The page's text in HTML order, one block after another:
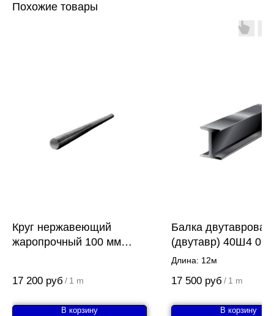
Похожие товары
Круг нержавеющий
жаропрочный 100 мм
17 200 руб / 1 m
В корзину
Балка двутавровая
(двутавр) 40Ш4
Длина: 12м
17 500 руб / 1 m
В корзину